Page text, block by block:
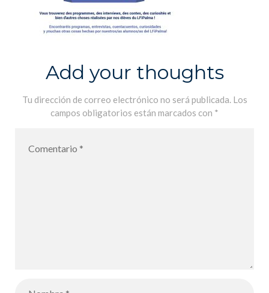
Add your thoughts
Tu dirección de correo electrónico no será publicada. Los
campos obligatorios están marcados con *